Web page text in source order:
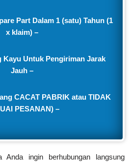
Part Dalam 1 (satu) Tahun (1
x klaim) –
Kayu Untuk Pengiriman Jarak
Jauh –
CACAT PABRIK atau TIDAK
PESANAN) –
Anda ingin berhubungan langsung